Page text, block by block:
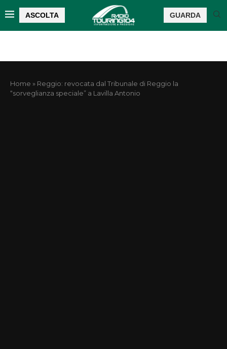
ASCOLTA GUARDA
Home » Reggio: revocata dal Tribunale di Reggio la
“sorveglianza speciale” a Lavilla Antonio